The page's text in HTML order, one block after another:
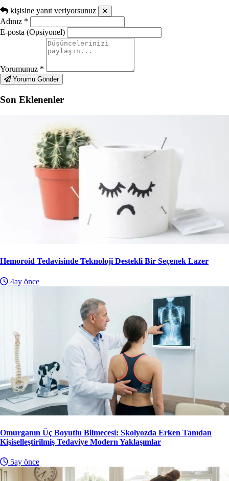
kişisine yanıt veriyorsunuz ✕
Adınız *
E-posta (Opsiyonel)
Yorumunuz *
Yorumu Gönder
Son Eklenenler
Hemoroid Tedavisinde Teknoloji Destekli Bir Seçenek Lazer
4ay önce
Omurganın Üç Boyutlu Bilmecesi: Skolyozda Erken Tanıdan
Kişiselleştirilmiş Tedaviye Modern Yaklaşımlar
5ay önce